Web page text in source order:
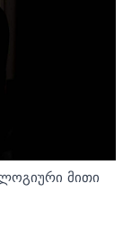
მითი